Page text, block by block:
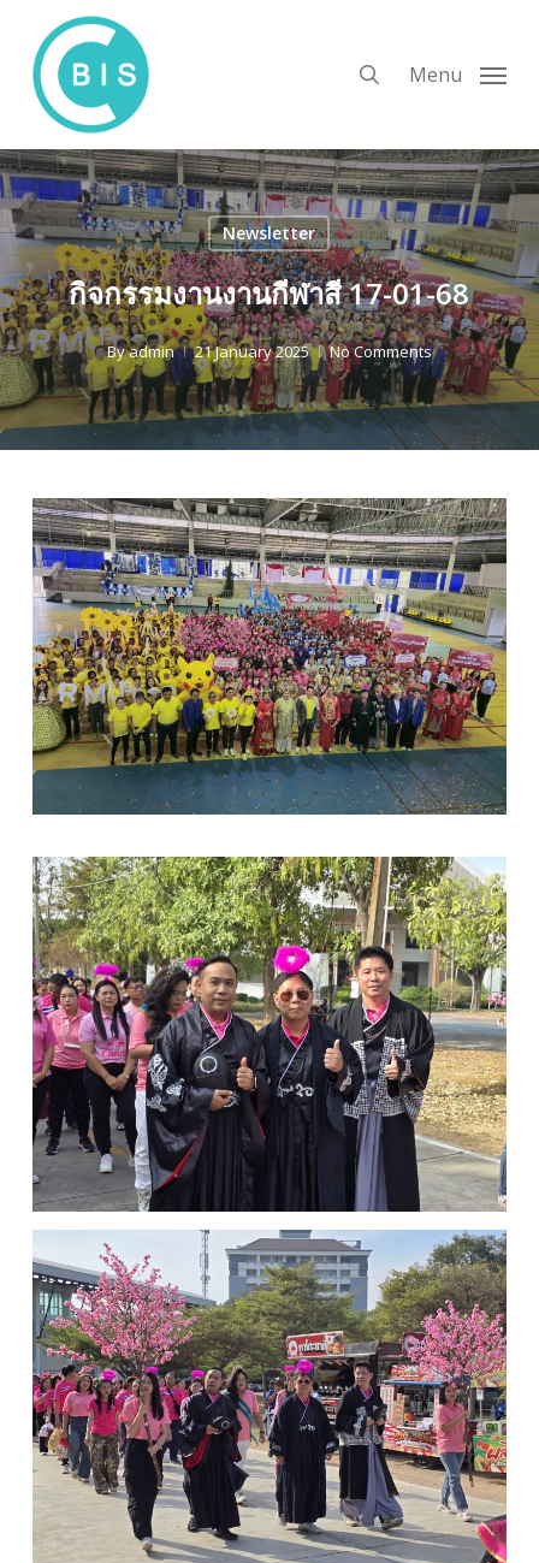
main
content
Menu
Newsletter
กิจกรรมงานงานกีฬาสี 17-01-68
Byadmin 21 January 2025 No Comments